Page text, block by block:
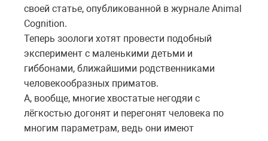
своей статье, опубликованной в журнале Animal
Cognition.
Теперь зоологи хотят провести подобный
эксперимент с маленькими детьми и
гиббонами, ближайшими родственниками
человекообразных приматов.
А, вообще, многие хвостатые негодяи с
лёгкостью догонят и перегонят человека по
многим параметрам, ведь они имеют